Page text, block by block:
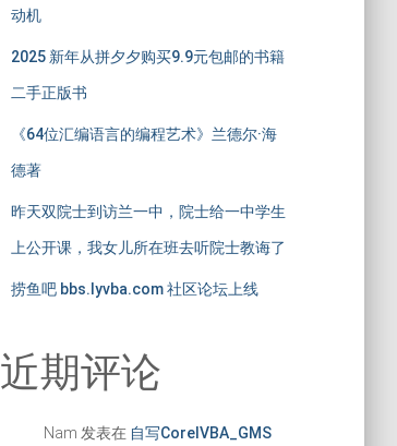
动机
2025 新年从拼夕夕购买9.9元包邮的书籍
二手正版书
《64位汇编语言的编程艺术》兰德尔·海
德著
昨天双院士到访兰一中，院士给一中学生
上公开课，我女儿所在班去听院士教诲了
捞鱼吧 bbs.lyvba.com 社区论坛上线
近期评论
Nam 发表在 自写CorelVBA_GMS